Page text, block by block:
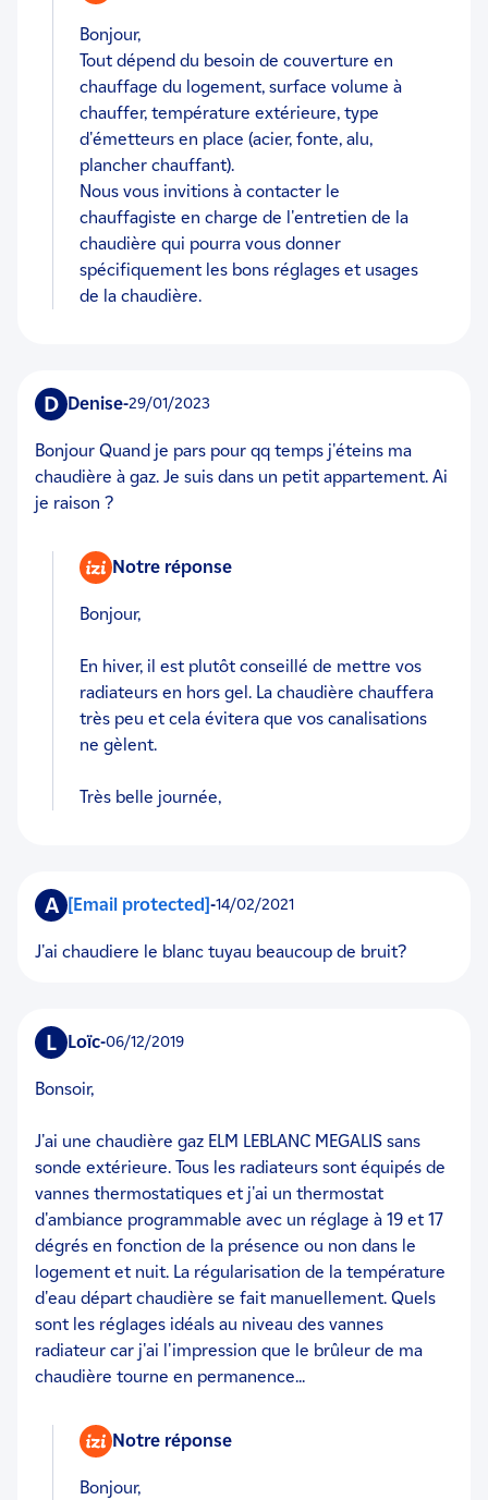
Bonjour,
Tout dépend du besoin de couverture en
chauffage du logement, surface volume à
chauffer, température extérieure, type
d'émetteurs en place (acier, fonte, alu,
plancher chauffant).
Nous vous invitions à contacter le
chauffagiste en charge de l'entretien de la
chaudière qui pourra vous donner
spécifiquement les bons réglages et usages
de la chaudière.
D Denise-29/01/2023
Bonjour Quand je pars pour qq temps j'éteins ma
chaudière à gaz. Je suis dans un petit appartement. Ai
je raison ?
Notre réponse
Bonjour,
En hiver, il est plutôt conseillé de mettre vos
radiateurs en hors gel. La chaudière chauffera
très peu et cela évitera que vos canalisations
ne gèlent.
Très belle journée,
A [email protected]-14/02/2021
j'ai chaudiere le blanc tuyau beaucoup de bruit?
L Loïc-06/12/2019
Bonsoir,
J'ai une chaudière gaz ELM LEBLANC MEGALIS sans
sonde extérieure. Tous les radiateurs sont équipés de
vannes thermostatiques et j'ai un thermostat
d'ambiance programmable avec un réglage à 19 et 17
dégrés en fonction de la présence ou non dans le
logement et nuit. La régularisation de la température
d'eau départ chaudière se fait manuellement. Quels
sont les réglages idéals au niveau des vannes
radiateur car j'ai l'impression que le brûleur de ma
chaudière tourne en permanence...
Notre réponse
Bonjour,